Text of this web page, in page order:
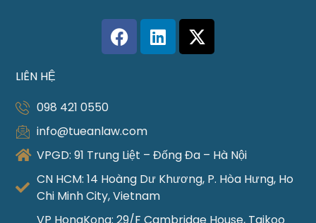
LIÊN HỆ
098 421 0550
info@tueanlaw.com
VPGD: 91 Trung Liệt – Đống Đa – Hà Nội
CN HCM: 14 Hoàng Dư Khương, P. Hòa Hưng, Ho
Chi Minh City, Vietnam